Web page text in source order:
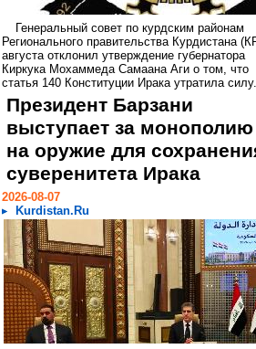
Генеральный совет по курдским районам
Регионального правительства Курдистана
августа отклонил утверждение губернатора
Киркука Мохаммеда Самаана Аги о том, что
статья 140 Конституции Ирака утратила
Президент Барзани
выступает за монополию
на оружие для
суверенитета Ирака
2026-08-07
Kurdistan.Ru